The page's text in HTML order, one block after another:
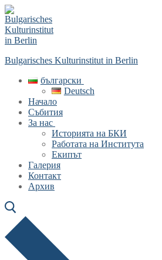
Skip
to
content
Menu
Close
Bulgarisches Kulturinstitut in Berlin
български
Deutsch
Начало
Събития
За нас
Историята на БКИ
Работата на Института
Екипът
Галерия
Контакт
Архив